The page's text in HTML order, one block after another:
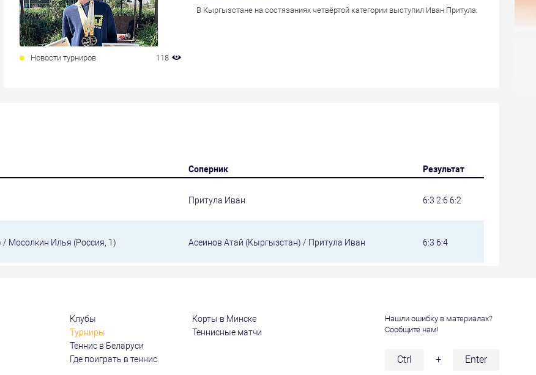
Новости турниров 118
В Кыргызстане на состязаниях четвёртой категории выступил Иван Притула.
Соперник Результат
Притула Иван 6:3 2:6 6:2
Мосолкин Илья (Россия, 1) Асеинов Атай (Кыргызстан) / Притула Иван 6:3 6:4
Клубы
Турниры
Теннис в Беларуси
Где поиграть в теннис
Корты в Минске
Теннисные матчи
Нашли ошибку в материалах?
Сообщите нам!
Ctrl + Enter